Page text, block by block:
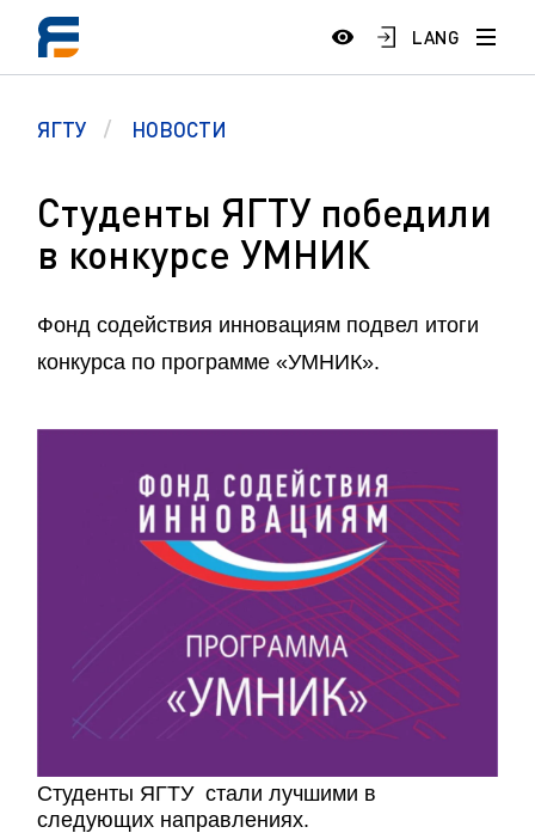
LANG
ЯГТУ НОВОСТИ
Студенты ЯГТУ победили
в конкурсе УМНИК
Фонд содействия инновациям подвел итоги
конкурса по программе «УМНИК».
Студенты ЯГТУ стали лучшими в
следующих направлениях.